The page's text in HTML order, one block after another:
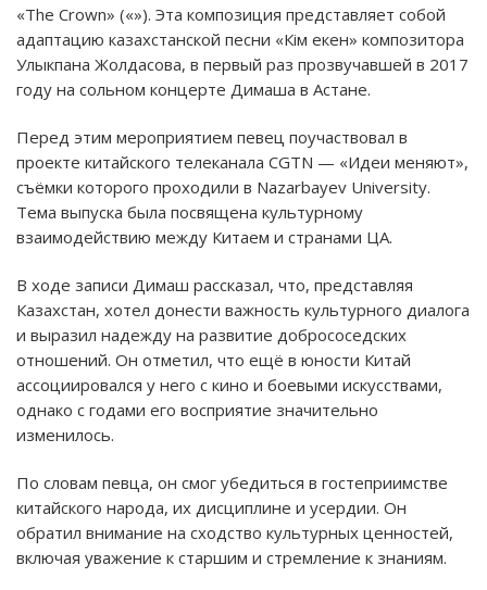
«The Crown» («»). Эта композиция представляет собой
адаптацию казахстанской песни «Кім екен» композитора
Улыкпана Жолдасова, в первый раз прозвучавшей в 2017
году на сольном концерте Димаша в Астане.
Перед этим мероприятием певец поучаствовал в
проекте китайского телеканала CGTN — «Идеи меняют»,
съёмки которого проходили в Nazarbayev University.
Тема выпуска была посвящена культурному
взаимодействию между Китаем и странами ЦА.
В ходе записи Димаш рассказал, что, представляя
Казахстан, хотел донести важность культурного диалога
и выразил надежду на развитие добрососедских
отношений. Он отметил, что ещё в юности Китай
ассоциировался у него с кино и боевыми искусствами,
однако с годами его восприятие значительно
изменилось.
По словам певца, он смог убедиться в гостеприимстве
китайского народа, их дисциплине и усердии. Он
обратил внимание на сходство культурных ценностей,
включая уважение к старшим и стремление к знаниям.